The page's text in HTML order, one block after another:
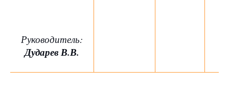
Руководитель:
Дударев В.В.